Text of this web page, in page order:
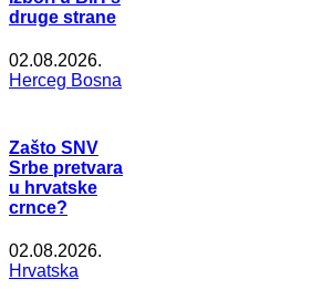
druge strane
02.08.2026.
Herceg Bosna
Zašto SNV
Srbe pretvara
u hrvatske
crnce?
02.08.2026.
Hrvatska